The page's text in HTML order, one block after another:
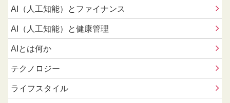
AI（人工知能）とファイナンス
AI（人工知能）と健康管理
AIとは何か
テクノロジー
ライフスタイル